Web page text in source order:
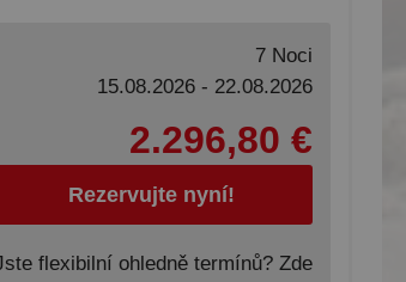
7 Noci
15.08.2026 - 22.08.2026
2.296,80 €
Rezervujte nyní!
flexibilní ohledně termínů? Zde